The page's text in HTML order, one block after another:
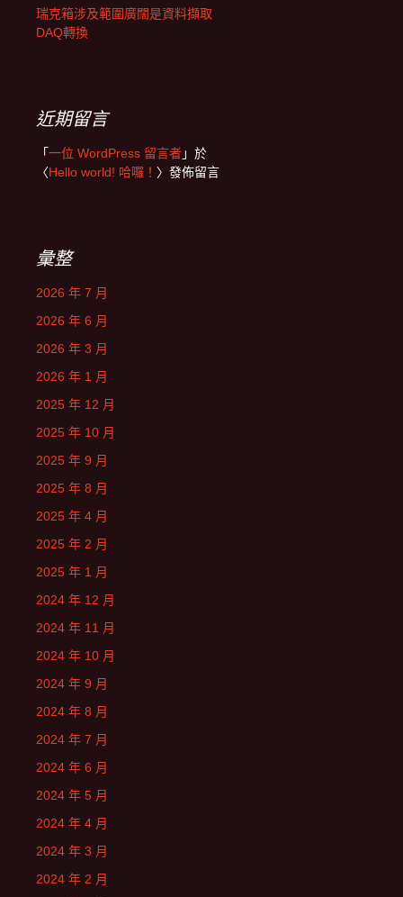
瑞克箱涉及範圍廣闊是資料擷取
DAQ轉換
近期留言
「一位 WordPress 留言者」於
〈Hello world! 哈囉！ 〉發佈留言
彙整
2026 年 7 月
2026 年 6 月
2026 年 3 月
2026 年 1 月
2025 年 12 月
2025 年 10 月
2025 年 9 月
2025 年 8 月
2025 年 4 月
2025 年 2 月
2025 年 1 月
2024 年 12 月
2024 年 11 月
2024 年 10 月
2024 年 9 月
2024 年 8 月
2024 年 7 月
2024 年 6 月
2024 年 5 月
2024 年 4 月
2024 年 3 月
2024 年 2 月